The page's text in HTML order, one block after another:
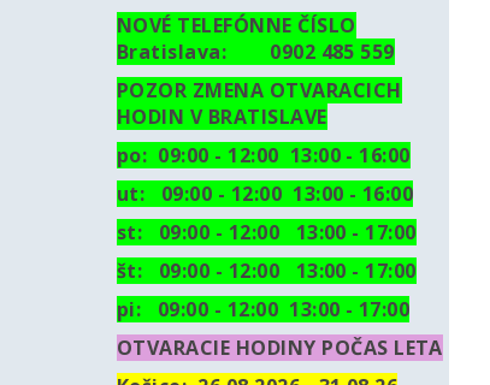
NOVÉ TELEFÓNNE ČÍSLO
Bratislava: 0902 485 559
POZOR ZMENA OTVARACICH
HODIN V BRATISLAVE
po: 09:00 - 12:00 13:00 - 16:00
ut: 09:00 - 12:00 13:00 - 16:00
st: 09:00 - 12:00 13:00 - 17:00
št: 09:00 - 12:00 13:00 - 17:00
pi: 09:00 - 12:00 13:00 - 17:00
OTVARACIE HODINY POČAS LETA